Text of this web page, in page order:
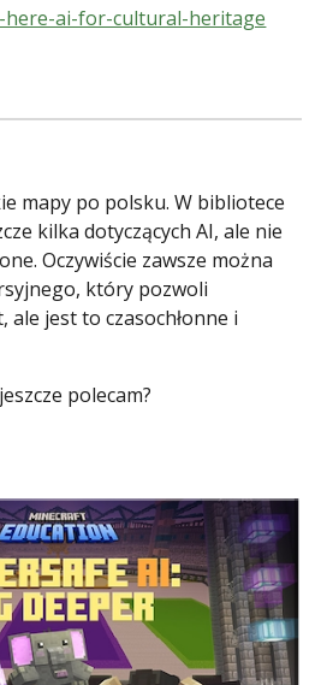
ai-for-cultural-heritage
mapy po polsku. W bibliotece
kilka dotyczących AI, ale nie
Oczywiście zawsze można
który pozwoli
ale jest to czasochłonne i
polecam?